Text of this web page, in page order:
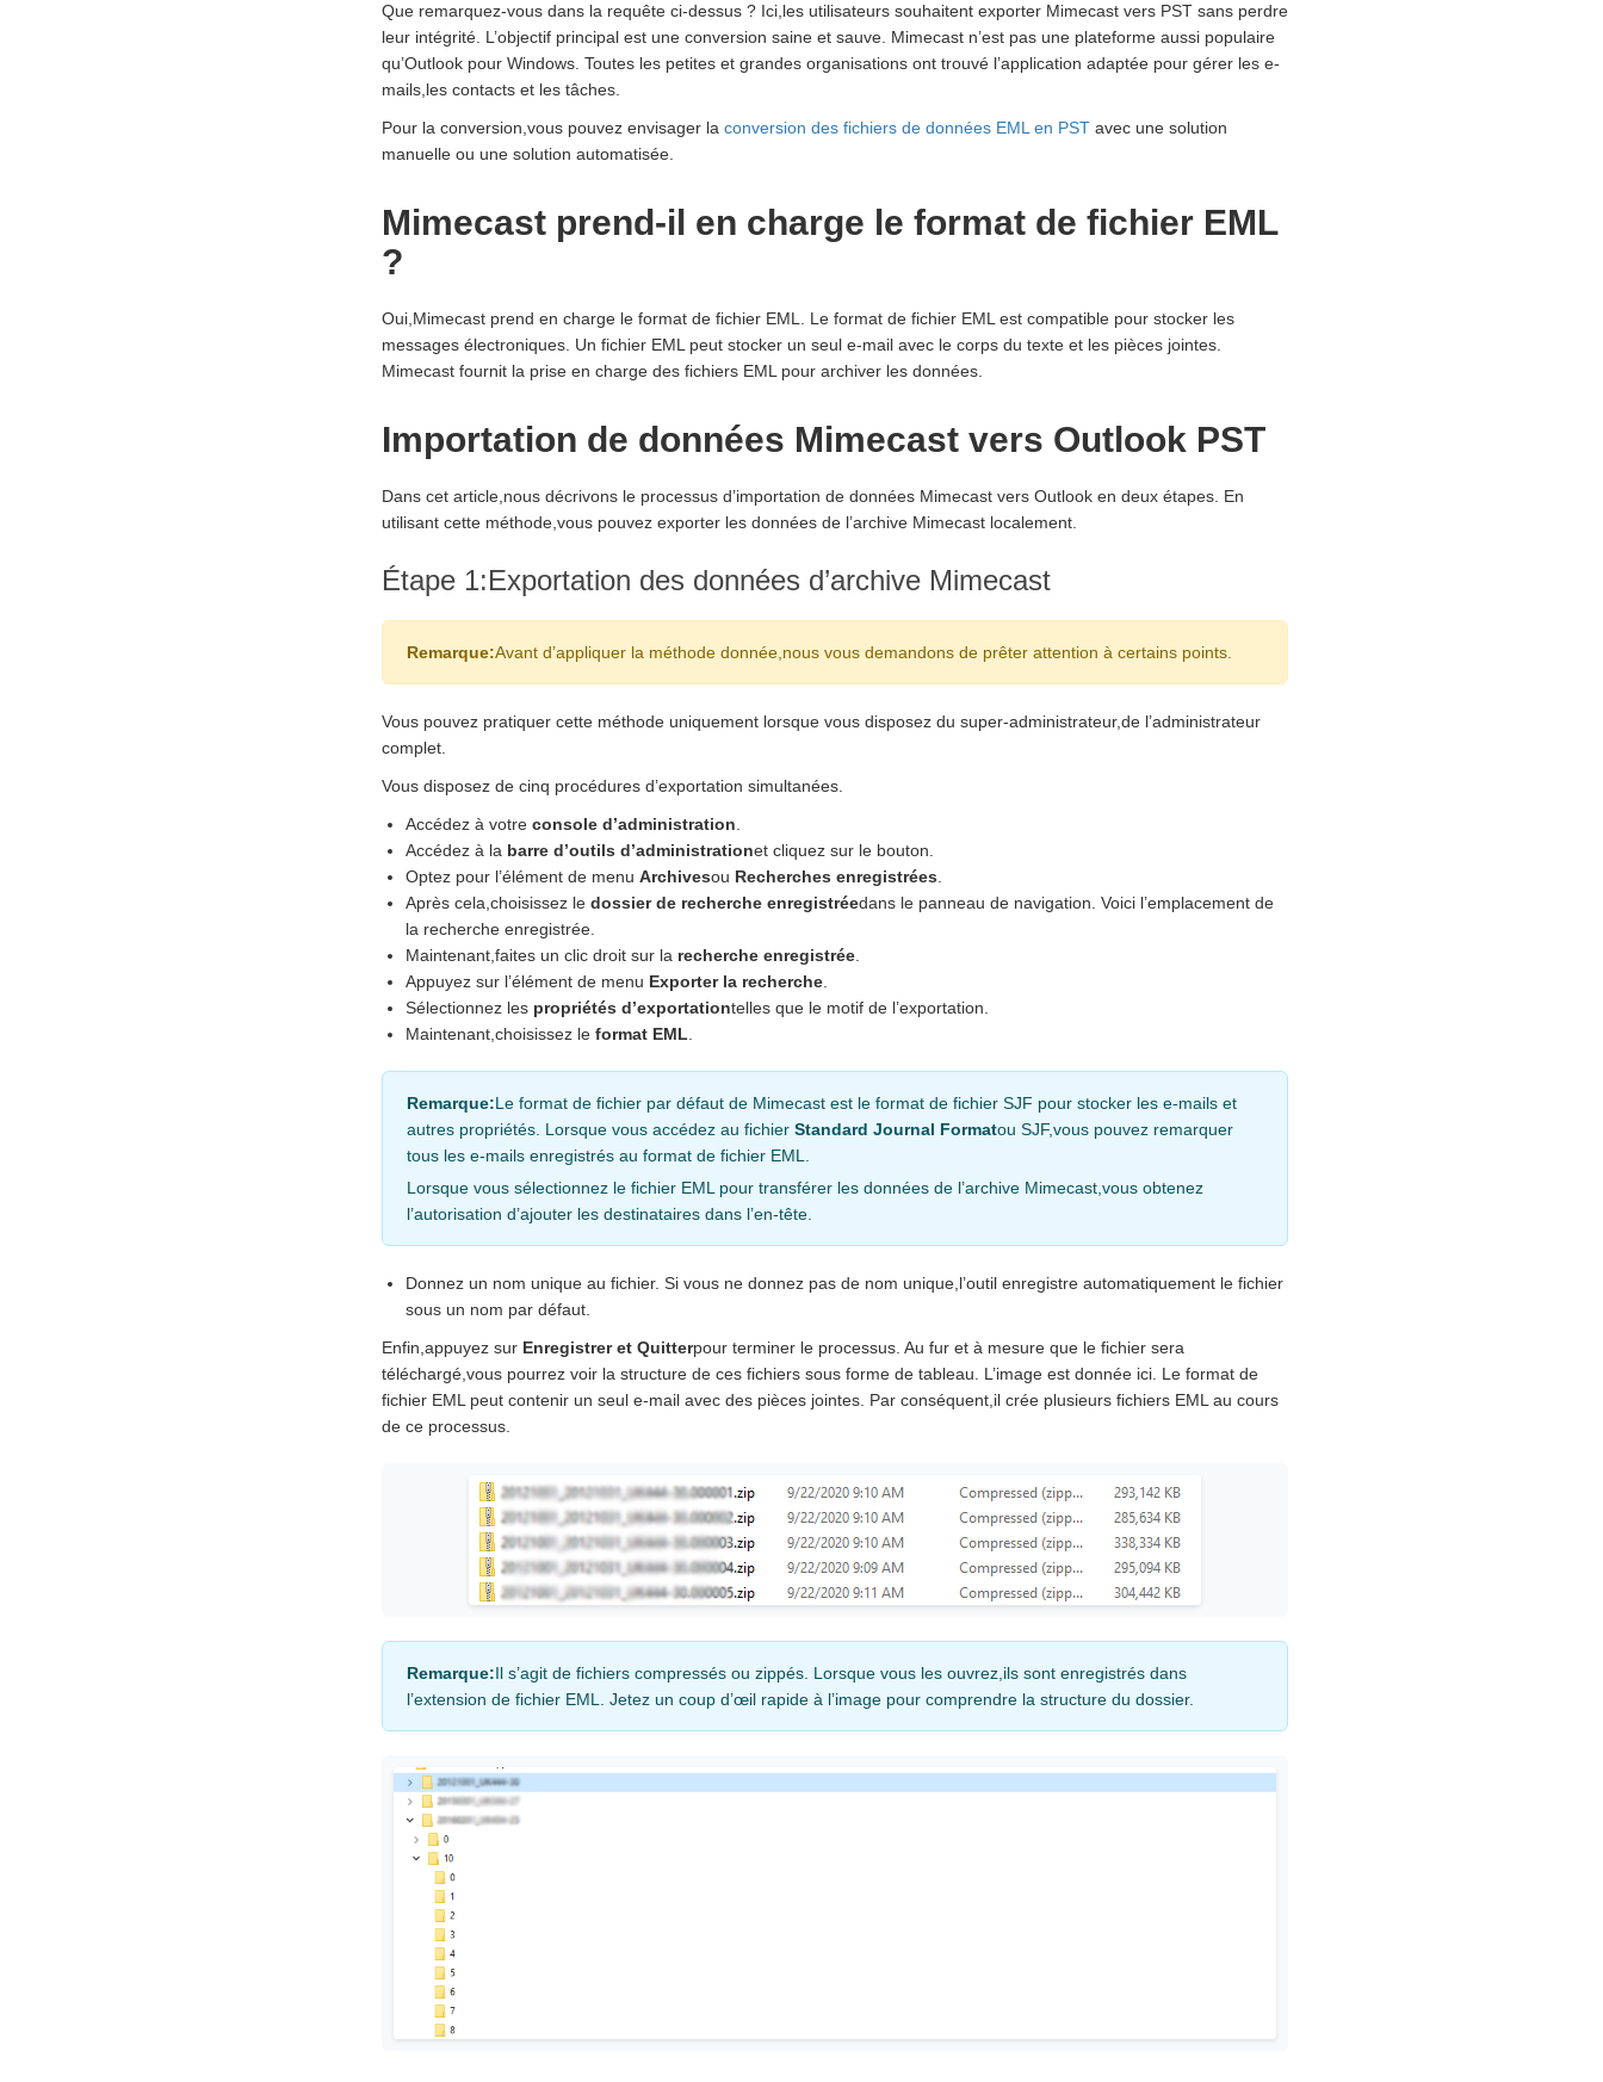
Que remarquez-vous dans la requête ci-dessus ? Ici,les utilisateurs souhaitent exporter Mimecast vers PST sans perdre
leur intégrité. L’objectif principal est une conversion saine et sauve. Mimecast n’est pas une plateforme aussi populaire
qu’Outlook pour Windows. Toutes les petites et grandes organisations ont trouvé l’application adaptée pour gérer les e-
mails,les contacts et les tâches.
Pour la conversion,vous pouvez envisager la conversion des fichiers de données EML en PST avec une solution
manuelle ou une solution automatisée.
Mimecast prend-il en charge le format de fichier EML
?
Oui,Mimecast prend en charge le format de fichier EML. Le format de fichier EML est compatible pour stocker les
messages électroniques. Un fichier EML peut stocker un seul e-mail avec le corps du texte et les pièces jointes.
Mimecast fournit la prise en charge des fichiers EML pour archiver les données.
Importation de données Mimecast vers Outlook PST
Dans cet article,nous décrivons le processus d’importation de données Mimecast vers Outlook en deux étapes. En
utilisant cette méthode,vous pouvez exporter les données de l’archive Mimecast localement.
Étape 1:Exportation des données d’archive Mimecast
Remarque:Avant d’appliquer la méthode donnée,nous vous demandons de prêter attention à certains points.
Vous pouvez pratiquer cette méthode uniquement lorsque vous disposez du super-administrateur,de l’administrateur
complet.
Vous disposez de cinq procédures d’exportation simultanées.
Accédez à votre console d’administration
Accédez à la barre d’outils d’administrationet cliquez sur le bouton.
Optez pour l’élément de menu Archivesou Recherches enregistrées
Après cela,choisissez le dossier de recherche enregistréedans le panneau de navigation. Voici l’emplacement de
la recherche enregistrée.
Maintenant,faites un clic droit sur la recherche enregistrée
Appuyez sur l’élément de menu Exporter la recherche
Sélectionnez les propriétés d’exportationtelles que le motif de l’exportation.
Maintenant,choisissez le format EML
Remarque:Le format de fichier par défaut de Mimecast est le format de fichier SJF pour stocker les e-mails et
autres propriétés. Lorsque vous accédez au fichier Standard Journal Formatou SJF,vous pouvez remarquer
tous les e-mails enregistrés au format de fichier EML.
Lorsque vous sélectionnez le fichier EML pour transférer les données de l’archive Mimecast,vous obtenez
l’autorisation d’ajouter les destinataires dans l’en-tête.
Donnez un nom unique au fichier. Si vous ne donnez pas de nom unique,l’outil enregistre automatiquement le fichier
sous un nom par défaut.
Enfin,appuyez sur Enregistrer et Quitterpour terminer le processus. Au fur et à mesure que le fichier sera
téléchargé,vous pourrez voir la structure de ces fichiers sous forme de tableau. L’image est donnée ici. Le format de
fichier EML peut contenir un seul e-mail avec des pièces jointes. Par conséquent,il crée plusieurs fichiers EML au cours
de ce processus.
Remarque:Il s’agit de fichiers compressés ou zippés. Lorsque vous les ouvrez,ils sont enregistrés dans
l’extension de fichier EML. Jetez un coup d’œil rapide à l’image pour comprendre la structure du dossier.